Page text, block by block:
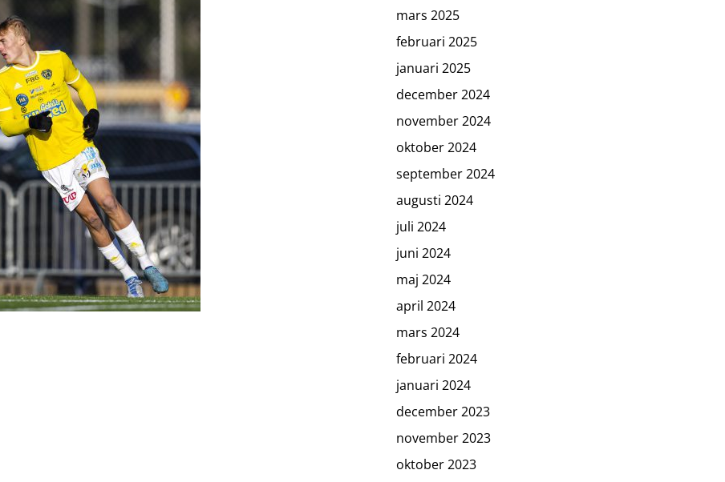
mars 2025
februari 2025
januari 2025
december 2024
november 2024
oktober 2024
september 2024
augusti 2024
juli 2024
juni 2024
maj 2024
april 2024
mars 2024
februari 2024
januari 2024
december 2023
november 2023
oktober 2023